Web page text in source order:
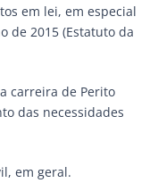
em lei, em especial
de 2015 (Estatuto da
carreira de Perito
das necessidades
em geral.